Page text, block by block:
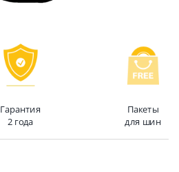
Гарантия
2 года
Пакеты
для шин